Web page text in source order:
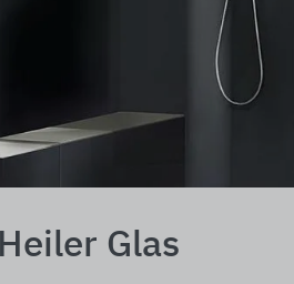
Heiler Glas